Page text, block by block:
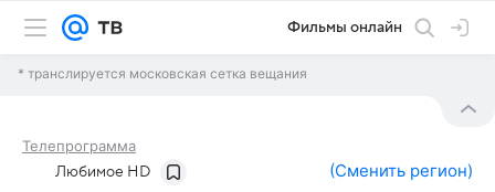
Фильмы онлайн
* транслируется московская сетка вещания
Телепрограмма
Любимое HD (Сменить регион)